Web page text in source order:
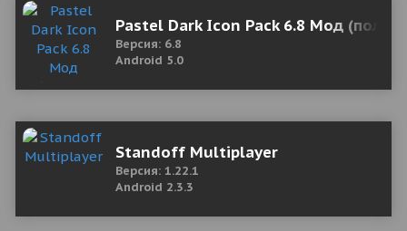
Pastel Dark Icon Pack 6.8 Мод
Версия: 6.8
Android 5.0
Standoff Multiplayer
Версия: 1.22.1
Android 2.3.3